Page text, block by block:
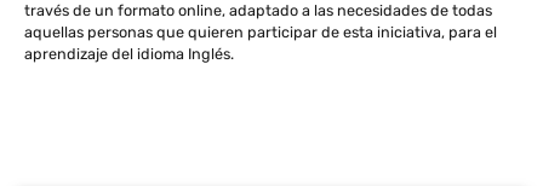
través de un formato online, adaptado a las necesidades de todas
aquellas personas que quieren participar de esta iniciativa, para el
aprendizaje del idioma Inglés.